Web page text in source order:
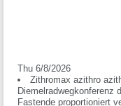
Thu 6/8/2026
Zithromax azithro
Diemelradwegkonferenz
Fastende proportioniert